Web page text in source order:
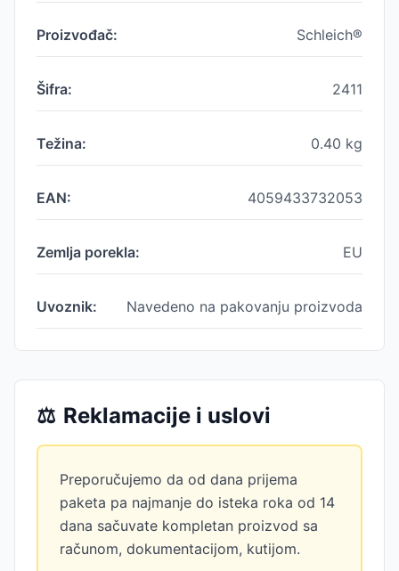
Proizvođač: Schleich®
Šifra: 2411
Težina: 0.40 kg
EAN: 4059433732053
Zemlja porekla: EU
Uvoznik: Navedeno na pakovanju proizvoda
⚖️ Reklamacije i uslovi
Preporučujemo da od dana prijema
paketa pa najmanje do isteka roka od 14
dana sačuvate kompletan proizvod sa
računom, dokumentacijom, kutijom.